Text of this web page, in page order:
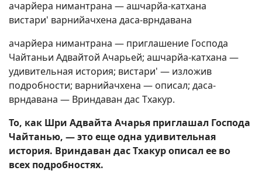
ачарйера нимантрана — ашчарйа-катхана
вистари' варнийачхена даса-врндавана
ачарйера нимантрана — приглашение Господа
Чайтаньи Адвайтой Ачарьей; ашчарйа-катхана —
удивительная история; вистари' — изложив
подробности; варнийачхена — описал; даса-
врндавана — Вриндаван дас Тхакур.
То, как Шри Адвайта Ачарья приглашал Господа
Чайтанью, — это еще одна удивительная
история. Вриндаван дас Тхакур описал ее во
всех подробностях.